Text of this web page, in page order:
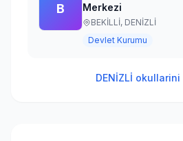
B
Merkezi
BEKİLLİ, DENİZLİ
Devlet Kurumu
DENİZLİ okullarini